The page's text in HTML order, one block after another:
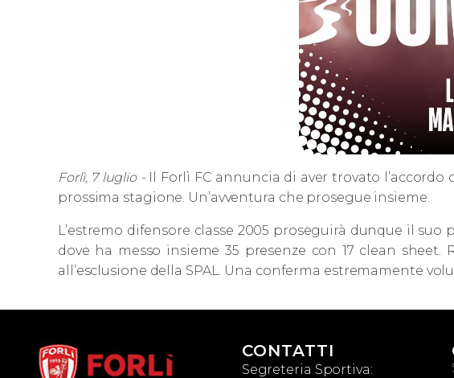
Forlì, 7 luglio - Il Forlì FC annuncia di aver trovato
prossima stagione. Un’avventura che prosegue insieme.
L’estremo difensore classe 2005 proseguirà dunque il
dove ha messo insieme 35 presenze con 17 clean
all’esclusione della SPAL. Una conferma estremamente
CONTATTI
Segreteria Sportiva: